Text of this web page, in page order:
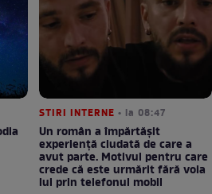
STIRI INTERNE • la 08:47
Un român a împărtășit
experiență ciudată de care a
avut parte. Motivul pentru care
crede că este urmărit fără voia
lui prin telefonul mobil